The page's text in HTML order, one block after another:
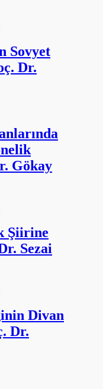
Sovyet
Dr.
Gökay
Şiirine
Sezai
Divan
Dr.